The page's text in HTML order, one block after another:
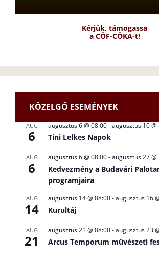
Kérjük, támogassa
a CÖF-CÖKA-t!
KÖZELGŐ ESEMÉNYEK
AUG
6
augusztus 6 @ 08:00-augusztus 10 @
Tini Lelkes Napok
AUG
6
augusztus 6 @ 08:00-augusztus 27 @
Kedvezmény a Budavári
programjaira
AUG
14
augusztus 14 @ 08:00-augusztus 16
Kurultáj
AUG
21
augusztus 21 @ 08:00-augusztus 23
Arcus Temporum művészeti